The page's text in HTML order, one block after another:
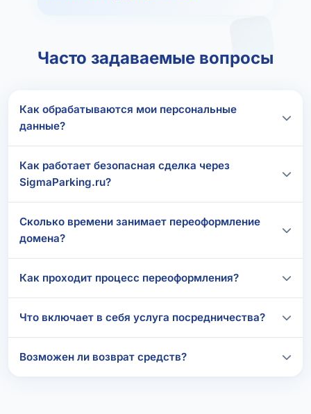
Часто задаваемые вопросы
Как обрабатываются мои персональные
данные?
Как работает безопасная сделка через
SigmaParking.ru?
Сколько времени занимает переоформление
домена?
Как проходит процесс переоформления?
Что включает в себя услуга посредничества?
Возможен ли возврат средств?